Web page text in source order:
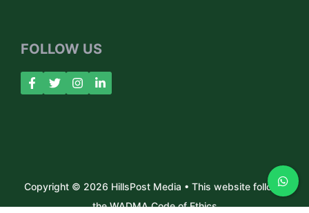
FOLLOW US
Copyright © 2026 HillsPost Media • This website follows
the WADMA Code of Ethics